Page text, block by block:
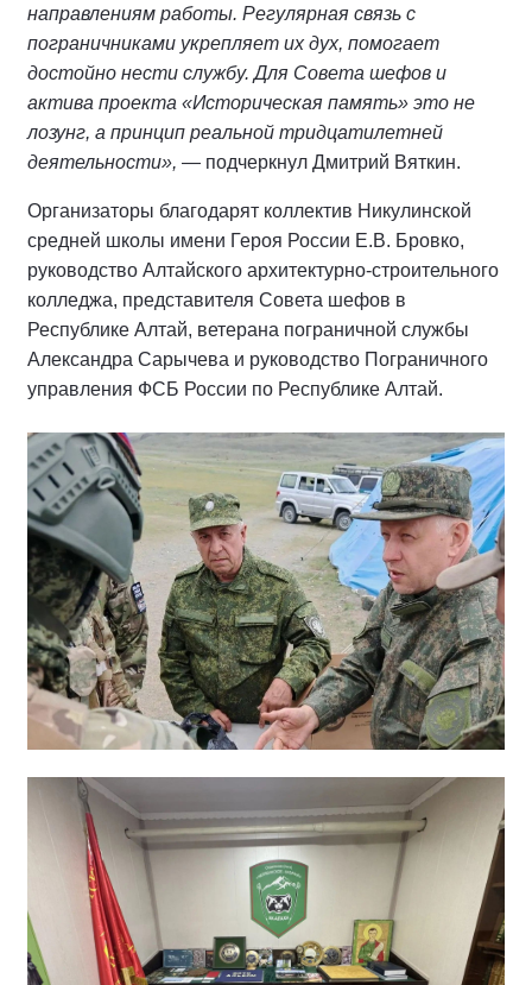
направлениям работы. Регулярная связь с
пограничниками укрепляет их дух, помогает
достойно нести службу. Для Совета шефов и
актива проекта «Историческая память» это не
лозунг, а принцип реальной тридцатилетней
деятельности», — подчеркнул Дмитрий Вяткин.
Организаторы благодарят коллектив Никулинской
средней школы имени Героя России Е.В. Бровко,
руководство Алтайского архитектурно-строительного
колледжа, представителя Совета шефов в
Республике Алтай, ветерана пограничной службы
Александра Сарычева и руководство Пограничного
управления ФСБ России по Республике Алтай.